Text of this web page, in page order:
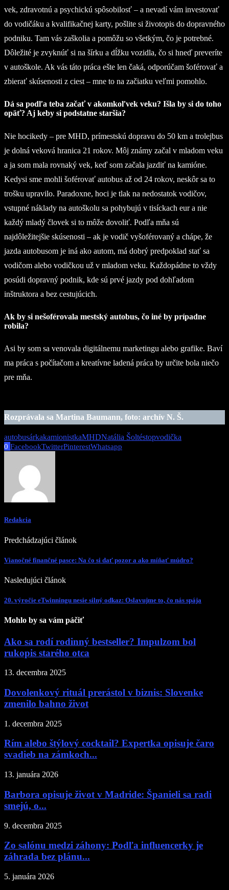
vek, zdravotnú a psychickú spôsobilosť – a nevadí vám investovať
do vodičáku a kvalifikačnej karty, pošlite si životopis do dopravného
podniku. Tam vás zaškolia a pomôžu so všetkým, čo je potrebné.
Dôležité je zvyknúť si na šírku a dĺžku vozidla, čo si hneď preveríte
v autoškole. Ak vás táto práca ešte len čaká, odporúčam šoférovať a
zbierať skúsenosti z ciest – mne to na začiatku veľmi pomohlo.
Dá sa podľa teba začať v akomkoľvek veku? Išla by si do toho
opäť? Aj keby si podstatne staršia?
Nie hocikedy – pre MHD, prímestskú dopravu do 50 km a trolejbus
je dolná veková hranica 21 rokov. Môj známy začal v mladom veku
a ja som mala rovnaký vek, keď som začala jazdiť na kamióne.
Kedysi sme mohli šoférovať autobus až od 24 rokov, neskôr sa to
trošku upravilo. Paradoxne, hoci je tlak na nedostatok vodičov,
vstupné náklady na autoškolu sa pohybujú v tisíckach eur a nie
každý mladý človek si to môže dovoliť. Podľa mňa sú
najdôležitejšie skúsenosti – ak je vodič vyšoférovaný a chápe, že
jazda autobusom je iná ako autom, má dobrý predpoklad stať sa
vodičom alebo vodičkou už v mladom veku. Každopádne to vždy
posúdi dopravný podnik, kde sú prvé jazdy pod dohľadom
inštruktora a bez cestujúcich.
Ak by si nešoférovala mestský autobus, čo iné by prípadne
robila?
Asi by som sa venovala digitálnemu marketingu alebo grafike. Baví
ma práca s počítačom a kreatívne ladená práca by určite bola niečo
pre mňa.
Rozprávala sa Martina Baumann, foto: archív N. Š.
autobusárkakamionistkaMHDNatália Šoltéstopvodička
0 FacebookTwitterPinterestWhatsapp
Redakcia
Predchádzajúci článok
Vianočné finančné pasce: Na čo si dať pozor a ako míňať múdro?
Nasledujúci článok
20. výročie eTwinningu nesie silný odkaz: Oslavujme to, čo nás spája
Mohlo by sa vám páčiť
Ako sa rodí rodinný bestseller? Impulzom bol
rukopis starého otca
13. decembra 2025
Dovolenkový rituál prerástol v biznis: Slovenke
zmenilo bahno život
1. decembra 2025
Rím alebo štýlový cocktail? Expertka opisuje čaro
svadieb na zámkoch...
13. januára 2026
Barbora opisuje život v Madride: Španieli sa radi
smejú, o...
9. decembra 2025
Zo salónu medzi záhony: Podľa influencerky je
záhrada bez plánu...
5. januára 2026